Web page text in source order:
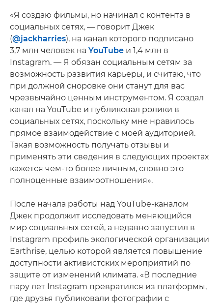
«Я создаю фильмы, но начинал с контента в
социальных сетях, — говорит Джек
(@jackharries), на канал которого подписано
3,7 млн человек на YouTube и 1,4 млн в
Instagram. — Я обязан социальным сетям за
возможность развития карьеры, и считаю, что
при должной сноровке они станут для вас
чрезвычайно ценным инструментом. Я создал
канал на YouTube и публиковал ролики в
социальных сетях, поскольку мне нравилось
прямое взаимодействие с моей аудиторией.
Такая возможность получать отзывы и
применять эти сведения в следующих проектах
кажется чем-то более личным, словно это
полноценные взаимоотношения».
После начала работы над YouTube-каналом
Джек продолжит исследовать меняющийся
мир социальных сетей, а недавно запустил в
Instagram профиль экологической организации
Earthrise, целью которой является повышение
доступности активистских мероприятий по
защите от изменений климата. «В последние
пару лет Instagram превратился из платформы,
где друзья публиковали фотографии с